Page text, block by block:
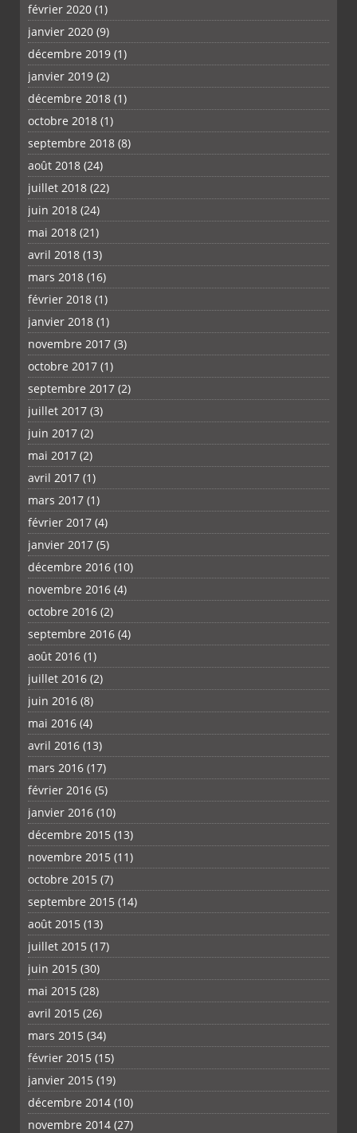
février 2020 (1)
janvier 2020 (9)
décembre 2019 (1)
janvier 2019 (2)
décembre 2018 (1)
octobre 2018 (1)
septembre 2018 (8)
août 2018 (24)
juillet 2018 (22)
juin 2018 (24)
mai 2018 (21)
avril 2018 (13)
mars 2018 (16)
février 2018 (1)
janvier 2018 (1)
novembre 2017 (3)
octobre 2017 (1)
septembre 2017 (2)
juillet 2017 (3)
juin 2017 (2)
mai 2017 (2)
avril 2017 (1)
mars 2017 (1)
février 2017 (4)
janvier 2017 (5)
décembre 2016 (10)
novembre 2016 (4)
octobre 2016 (2)
septembre 2016 (4)
août 2016 (1)
juillet 2016 (2)
juin 2016 (8)
mai 2016 (4)
avril 2016 (13)
mars 2016 (17)
février 2016 (5)
janvier 2016 (10)
décembre 2015 (13)
novembre 2015 (11)
octobre 2015 (7)
septembre 2015 (14)
août 2015 (13)
juillet 2015 (17)
juin 2015 (30)
mai 2015 (28)
avril 2015 (26)
mars 2015 (34)
février 2015 (15)
janvier 2015 (19)
décembre 2014 (10)
novembre 2014 (27)